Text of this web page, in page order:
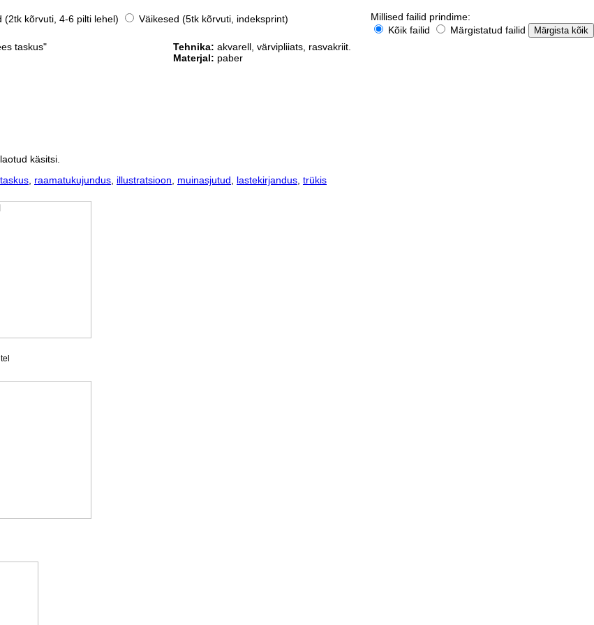
(2tk kõrvuti, 4-6 pilti lehel) Väikesed (5tk kõrvuti, indeksprint)
Millised failid prindime:
Kõik failid
Märgistatud failid
taskus"
Tehnika: akvarell, värvipliiats, rasvakriit.
Materjal: paber
käsitsi.
taskus raamatukujundus illustratsioon muinasjutud lastekirjandus trükis